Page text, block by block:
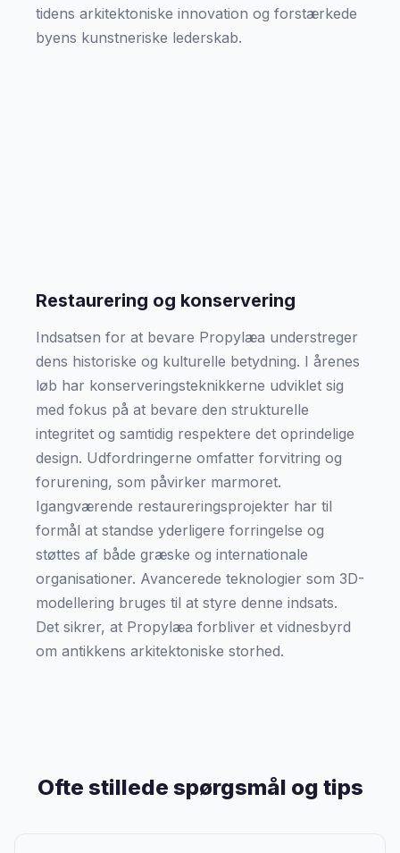
tidens arkitektoniske innovation og forstærkede
byens kunstneriske lederskab.
Restaurering og konservering
Indsatsen for at bevare Propylæa understreger
dens historiske og kulturelle betydning. I årenes
løb har konserveringsteknikkerne udviklet sig
med fokus på at bevare den strukturelle
integritet og samtidig respektere det oprindelige
design. Udfordringerne omfatter forvitring og
forurening, som påvirker marmoret.
Igangværende restaureringsprojekter har til
formål at standse yderligere forringelse og
støttes af både græske og internationale
organisationer. Avancerede teknologier som 3D-
modellering bruges til at styre denne indsats.
Det sikrer, at Propylæa forbliver et vidnesbyrd
om antikkens arkitektoniske storhed.
Ofte stillede spørgsmål og tips